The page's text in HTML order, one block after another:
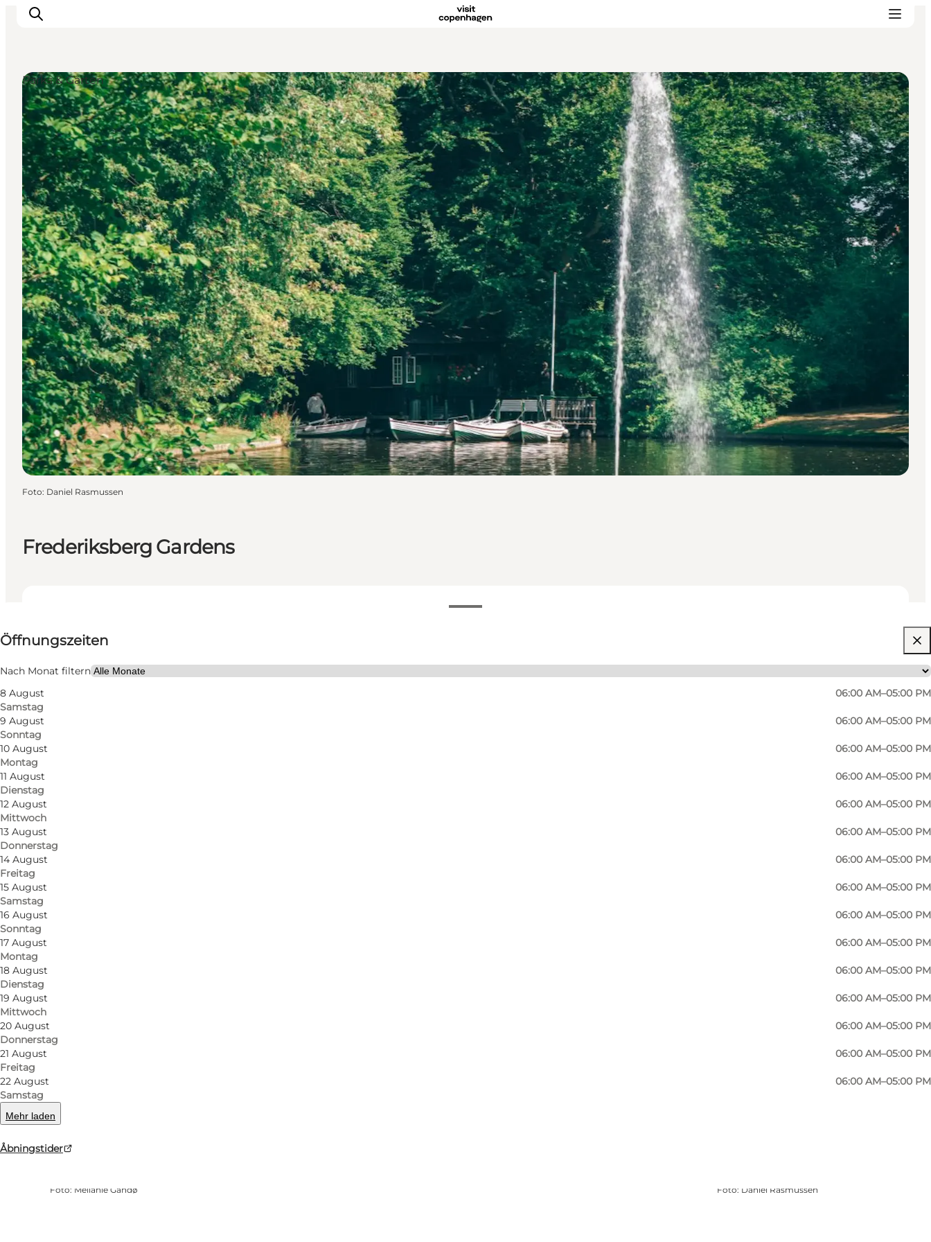
Aktivitäten
Essen und Trinken
Planen
Frederiksberg Gardens
Öffnungszeiten
Nach Monat filtern
8 August
Samstag
06:00 AM–05:00 PM
9 August
Sonntag
06:00 AM–05:00 PM
10 August
Montag
06:00 AM–05:00 PM
11 August
Dienstag
06:00 AM–05:00 PM
12 August
Mittwoch
06:00 AM–05:00 PM
13 August
Donnerstag
06:00 AM–05:00 PM
14 August
Freitag
06:00 AM–05:00 PM
15 August
Samstag
06:00 AM–05:00 PM
16 August
Sonntag
06:00 AM–05:00 PM
17 August
Montag
06:00 AM–05:00 PM
18 August
Dienstag
06:00 AM–05:00 PM
19 August
Mittwoch
06:00 AM–05:00 PM
20 August
Donnerstag
06:00 AM–05:00 PM
21 August
Freitag
06:00 AM–05:00 PM
22 August
Samstag
06:00 AM–05:00 PM
Mehr laden
Åbningstider
⌘ Sankt Hannes Kreuz
Website besuchen
Parks & Gärten
Foto: Daniel Rasmussen
Foto: Mellanie Gandø Foto: Daniel Rasmussen